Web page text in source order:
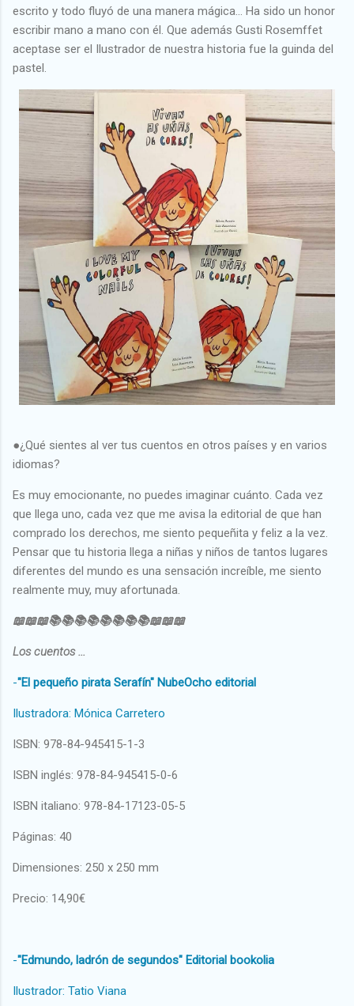
escrito y todo fluyó de una manera mágica... Ha sido un honor
escribir mano a mano con él. Que además Gusti Rosemffet
aceptase ser el Ilustrador de nuestra historia fue la guinda del
pastel.
●¿Qué sientes al ver tus cuentos en otros países y en varios
idiomas?
Es muy emocionante, no puedes imaginar cuánto. Cada vez
que llega uno, cada vez que me avisa la editorial de que han
comprado los derechos, me siento pequeñita y feliz a la vez.
Pensar que tu historia llega a niñas y niños de tantos lugares
diferentes del mundo es una sensación increíble, me siento
realmente muy, muy afortunada.
📖📖📖📚📚📚📚📚📚📚📚📖📖📖
Los cuentos ...
-"El pequeño pirata Serafín" NubeOcho editorial
Ilustradora: Mónica Carretero
ISBN: 978-84-945415-1-3
ISBN inglés: 978-84-945415-0-6
ISBN italiano: 978-84-17123-05-5
Páginas: 40
Dimensiones: 250 x 250 mm
Precio: 14,90€
-"Edmundo, ladrón de segundos" Editorial bookolia
Ilustrador: Tatio Viana